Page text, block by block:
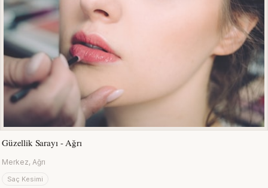
Güzellik Sarayı - Ağrı
Merkez, Ağrı
Saç Kesimi